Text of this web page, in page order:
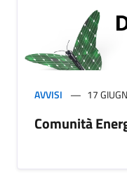
AVVISI 17
Comunità